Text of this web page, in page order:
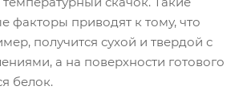
факторы приводят к тому, что
получится сухой и твердой с
а на поверхности готового
белок.